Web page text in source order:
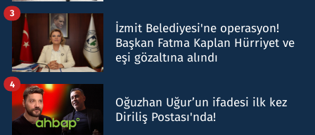
İzmit Belediyesi'ne operasyon!
Başkan Fatma Kaplan Hürriyet ve
eşi gözaltına alındı
3
Oğuzhan Uğur’un ifadesi ilk kez
Diriliş Postası'nda!
4